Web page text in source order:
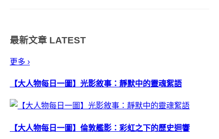
最新文章 LATEST
更多 ›
【大人物每日一圖】光影敘事：靜默中的靈魂絮語
【大人物每日一圖】倫敦艦影：彩虹之下的歷史迴響